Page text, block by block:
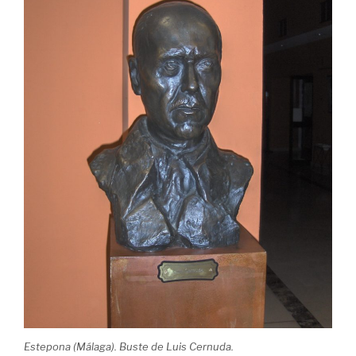
Estepona (Málaga). Buste de Luis Cernuda.